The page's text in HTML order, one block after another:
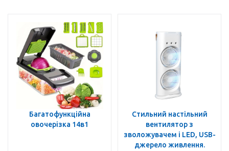
Багатофункційна
овочерізка 14в1
Стильний настільний
вентилятор з
зволожувачем і LED, USB-
джерело живлення.